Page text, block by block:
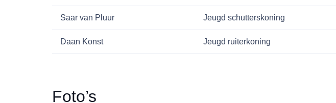
Saar van Pluur Jeugd schutterskoning
Daan Konst Jeugd ruiterkoning
Foto’s